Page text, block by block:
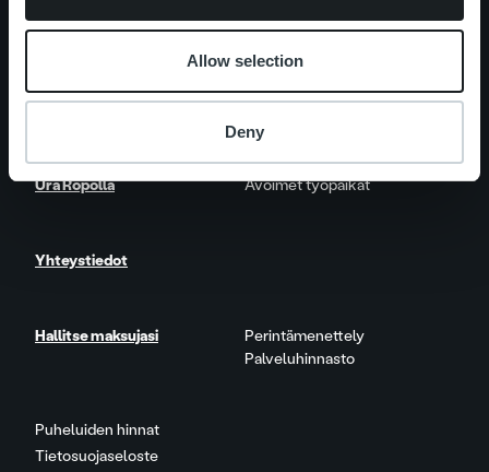
Allow selection
Deny
Puheluiden hinnat
Tietosuojaseloste
Lisäpalvelut
Ura Ropolla Avoimet työpaikat
Yhteystiedot
Hallitse maksujasi
Perintämenettely
Palveluhinnasto